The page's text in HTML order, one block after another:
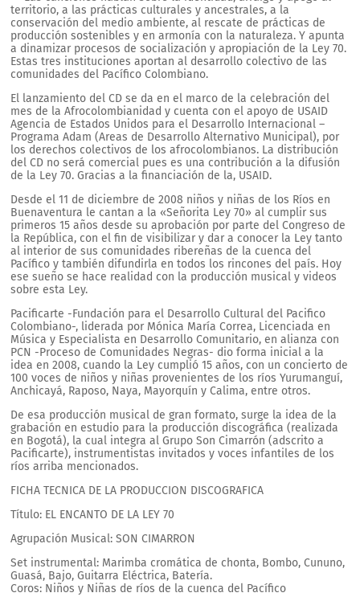
territorio, a las prácticas culturales y ancestrales, a la
conservación del medio ambiente, al rescate de prácticas de
producción sostenibles y en armonía con la naturaleza. Y apunta
a dinamizar procesos de socialización y apropiación de la Ley 70.
Estas tres instituciones aportan al desarrollo colectivo de las
comunidades del Pacífico Colombiano.
El lanzamiento del CD se da en el marco de la celebración del
mes de la Afrocolombianidad y cuenta con el apoyo de USAID
Agencia de Estados Unidos para el Desarrollo Internacional –
Programa Adam (Areas de Desarrollo Alternativo Municipal), por
los derechos colectivos de los afrocolombianos. La distribución
del CD no será comercial pues es una contribución a la difusión
de la Ley 70. Gracias a la financiación de la, USAID.
Desde el 11 de diciembre de 2008 niños y niñas de los Ríos en
Buenaventura le cantan a la «Señorita Ley 70» al cumplir sus
primeros 15 años desde su aprobación por parte del Congreso de
la República, con el fin de visibilizar y dar a conocer la Ley tanto
al interior de sus comunidades ribereñas de la cuenca del
Pacífico y también difundirla en todos los rincones del país. Hoy
ese sueño se hace realidad con la producción musical y videos
sobre esta Ley.
Pacificarte -Fundación para el Desarrollo Cultural del Pacifico
Colombiano-, liderada por Mónica María Correa, Licenciada en
Música y Especialista en Desarrollo Comunitario, en alianza con
PCN -Proceso de Comunidades Negras- dio forma inicial a la
idea en 2008, cuando la Ley cumplió 15 años, con un concierto de
100 voces de niños y niñas provenientes de los ríos Yurumanguí,
Anchicayá, Raposo, Naya, Mayorquín y Calima, entre otros.
De esa producción musical de gran formato, surge la idea de la
grabación en estudio para la producción discográfica (realizada
en Bogotá), la cual integra al Grupo Son Cimarrón (adscrito a
Pacificarte), instrumentistas invitados y voces infantiles de los
ríos arriba mencionados.
FICHA TECNICA DE LA PRODUCCION DISCOGRAFICA
Título: EL ENCANTO DE LA LEY 70
Agrupación Musical: SON CIMARRON
Set instrumental: Marimba cromática de chonta, Bombo, Cununo,
Guasá, Bajo, Guitarra Eléctrica, Batería.
Coros: Niños y Niñas de ríos de la cuenca del Pacífico